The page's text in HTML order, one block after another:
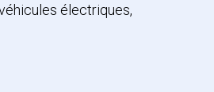
électriques,